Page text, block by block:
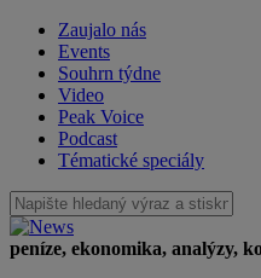
Zaujalo nás
Events
Souhrn týdne
Video
Peak Voice
Podcast
Tématické speciály
peníze, ekonomika, analýzy,